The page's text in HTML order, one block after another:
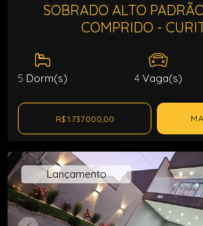
SOBRADO ALTO
COMPRIDO -
5 Dorm(s) 4 Vaga(s)
R$ 1.737.000,00
Lançamento